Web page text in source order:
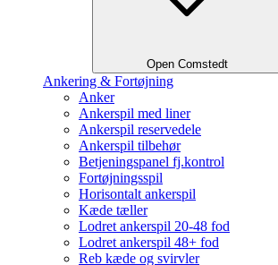
Open Comstedt
Ankering & Fortøjning
Anker
Ankerspil med liner
Ankerspil reservedele
Ankerspil tilbehør
Betjeningspanel fj.kontrol
Fortøjningsspil
Horisontalt ankerspil
Kæde tæller
Lodret ankerspil 20-48 fod
Lodret ankerspil 48+ fod
Reb kæde og svirvler